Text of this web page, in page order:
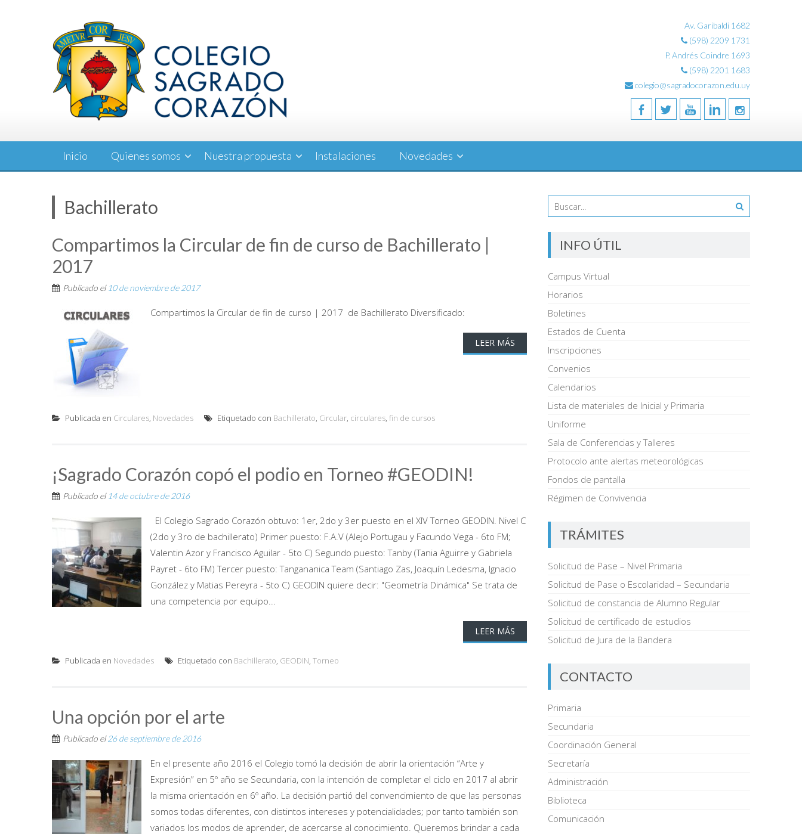
Av. Garibaldi 1682
(598) 2209 1731
P. Andrés Coindre 1693
(598) 2201 1683
colegio@sagradocorazon.edu.uy
Inicio Quienes somos Nuestra propuesta Instalaciones Novedades
Bachillerato
Compartimos la Circular de fin de curso de Bachillerato |
2017
Publicado el 10 de noviembre de 2017
Compartimos la Circular de fin de curso | 2017 de Bachillerato Diversificado:
LEER MÁS
Publicada en Circulares, Novedades Etiquetado con Bachillerato, Circular, circulares, fin de cursos
¡Sagrado Corazón copó el podio en Torneo #GEODIN!
Publicado el 14 de octubre de 2016
El Colegio Sagrado Corazón obtuvo: 1er, 2do y 3er puesto en el XIV Torneo GEODIN. Nivel C
(2do y 3ro de bachillerato) Primer puesto: F.A.V (Alejo Portugau y Facundo Vega - 6to FM;
Valentin Azor y Francisco Aguilar - 5to C) Segundo puesto: Tanby (Tania Aguirre y Gabriela
Payret - 6to FM) Tercer puesto: Tangananica Team (Santiago Zas, Joaquín Ledesma, Ignacio
González y Matias Pereyra - 5to C) GEODIN quiere decir: "Geometría Dinámica" Se trata de
una competencia por equipo...
LEER MÁS
Publicada en Novedades Etiquetado con Bachillerato, GEODIN, Torneo
Una opción por el arte
Publicado el26 de septiembre de 2016
En el presente año 2016 el Colegio tomó la decisión de abrir la orientación “Arte y
Expresión” en 5º año se Secundaria, con la intención de completar el ciclo en 2017 al abrir
la misma orientación en 6º año. La decisión partió del convencimiento de que las personas
somos todas diferentes, con distintos intereses y potencialidades; por tanto también son
variados los modos de aprender, de acercarse al conocimiento. Queremos brindar a cada
INFO ÚTIL
Campus Virtual
Horarios
Boletines
Estados de Cuenta
Inscripciones
Convenios
Calendarios
Lista de materiales de Inicial y Primaria
Uniforme
Sala de Conferencias y Talleres
Protocolo ante alertas meteorológicas
Fondos de pantalla
Régimen de Convivencia
TRÁMITES
Solicitud de Pase – Nivel Primaria
Solicitud de Pase o Escolaridad – Secundaria
Solicitud de constancia de Alumno Regular
Solicitud de certificado de estudios
Solicitud de Jura de la Bandera
CONTACTO
Primaria
Secundaria
Coordinación General
Secretaría
Administración
Biblioteca
Comunicación